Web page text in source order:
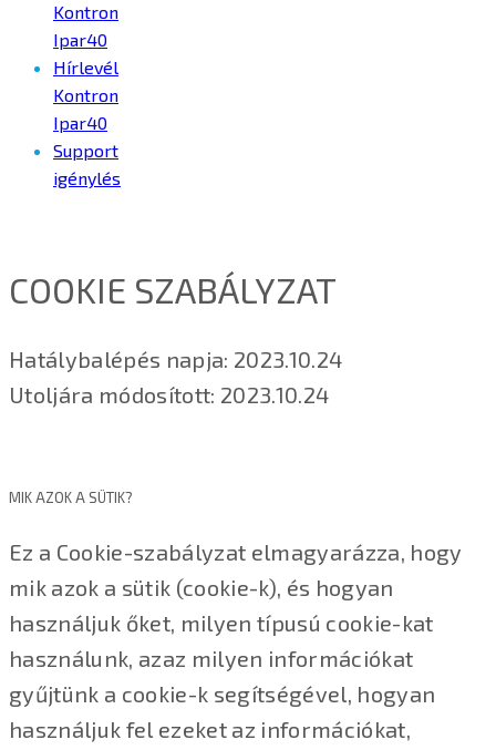
Kontron
Ipar40
Hírlevél
Kontron
Ipar40
Support
igénylés
COOKIE SZABÁLYZAT
Hatálybalépés napja: 2023.10.24
Utoljára módosított: 2023.10.24
MIK AZOK A SÜTIK?
Ez a Cookie-szabályzat elmagyarázza, hogy
mik azok a sütik (cookie-k), és hogyan
használjuk őket, milyen típusú cookie-kat
használunk, azaz milyen információkat
gyűjtünk a cookie-k segítségével, hogyan
használjuk fel ezeket az információkat,